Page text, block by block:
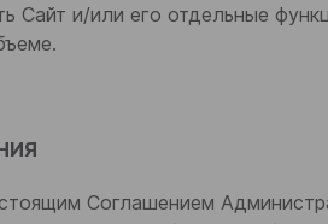
Сайт и/или его отдельные
Соглашением